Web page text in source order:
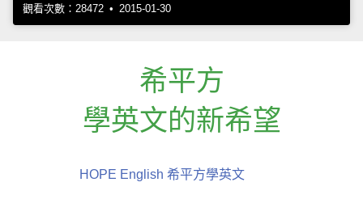
觀看次數：28472 • 2015-01-30
希平方
學英文的新希望
HOPE English 希平方學英文